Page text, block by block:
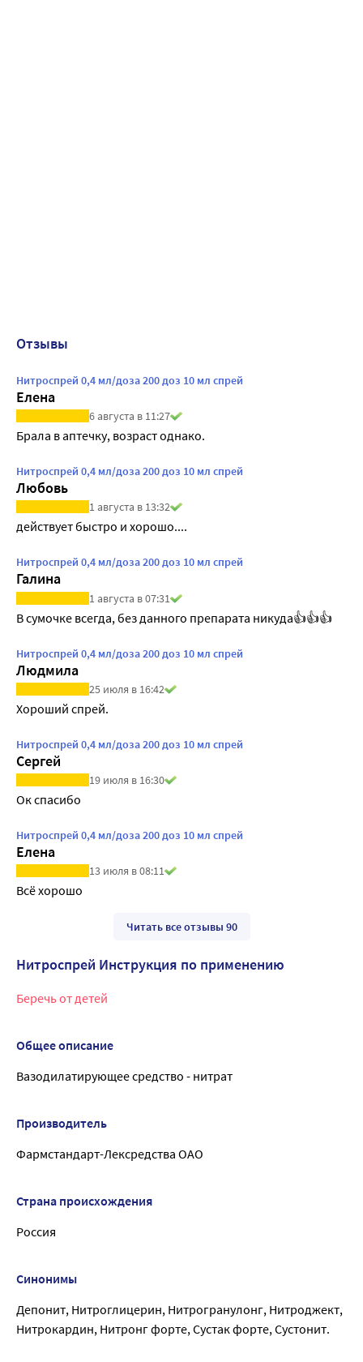
Отзывы
Нитроспрей 0,4 мл/доза 200 доз 10 мл спрей
Елена
6 августа в 11:27
Брала в аптечку, возраст однако.
Нитроспрей 0,4 мл/доза 200 доз 10 мл спрей
Любовь
1 августа в 13:32
действует быстро и хорошо....
Нитроспрей 0,4 мл/доза 200 доз 10 мл спрей
Галина
1 августа в 07:31
В сумочке всегда, без данного препарата никуда👍👍👍
Нитроспрей 0,4 мл/доза 200 доз 10 мл спрей
Людмила
25 июля в 16:42
Хороший спрей.
Нитроспрей 0,4 мл/доза 200 доз 10 мл спрей
Сергей
19 июля в 16:30
Ок спасибо
Нитроспрей 0,4 мл/доза 200 доз 10 мл спрей
Елена
13 июля в 08:11
Всё хорошо
Читать все отзывы 90
Нитроспрей Инструкция по применению
Беречь от детей
Общее описание
Вазодилатирующее средство - нитрат
Производитель
Фармстандарт-Лексредства ОАО
Страна происхождения
Россия
Синонимы
Депонит, Нитроглицерин, Нитрогранулонг, Нитроджект,
Нитрокардин, Нитронг форте, Сустак форте, Сустонит.